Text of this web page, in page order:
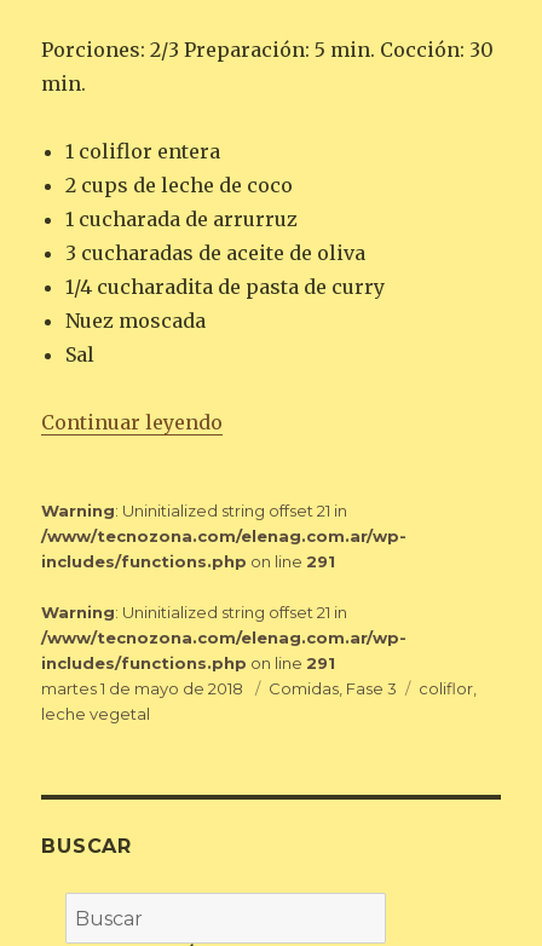
Porciones: 2/3 Preparación: 5 min. Cocción: 30
min.
1 coliflor entera
2 cups de leche de coco
1 cucharada de arrurruz
3 cucharadas de aceite de oliva
1/4 cucharadita de pasta de curry
Nuez moscada
Sal
Continuar leyendo
Warning: Uninitialized string offset 21 in
/www/tecnozona.com/elenag.com.ar/wp-
includes/functions.php on line 291
Warning: Uninitialized string offset 21 in
/www/tecnozona.com/elenag.com.ar/wp-
includes/functions.php on line 291
Publicado
el
martes 1 de mayo de 2018 Categorías
Comidas, Fase 3 Etiquetas
coliflor,
leche vegetal
BUSCAR